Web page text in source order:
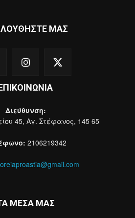
ΜΑΣ
Διεύθυνση:
45, Αγ. Στέφανος, 145 65
2106219342
ΜΕΣΑ ΜΑΣ